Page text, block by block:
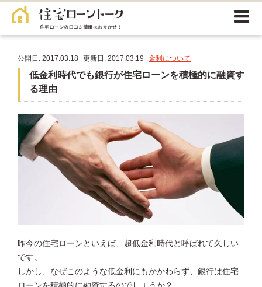
公開日: 2017.03.18 更新日: 2017.03.19 金利について
低金利時代でも銀行が住宅ローンを積極的に融資す
る理由
昨今の住宅ローンといえば、超低金利時代と呼ばれて久しい
です。
しかし、なぜこのような低金利にもかかわらず、銀行は住宅